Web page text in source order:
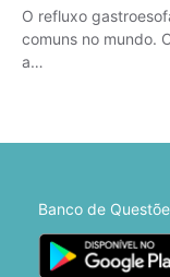
O refluxo
comuns no mundo.
a…
Banco de